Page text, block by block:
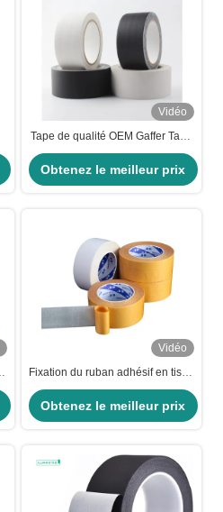
Vidéo
Tape de qualité OEM Gaffer Tape
de qualité supérieure Tape de
tissu mate avec 11,5%
d'allongement
Obtenez le meilleur prix
Vidéo
Fixation du ruban adhésif en tissu
de tapis à double face en
caoutchouc
Obtenez le meilleur prix